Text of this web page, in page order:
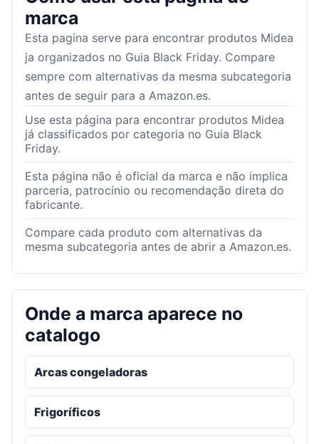
marca
Esta pagina serve para encontrar produtos Midea
ja organizados no Guia Black Friday. Compare
sempre com alternativas da mesma subcategoria
antes de seguir para a Amazon.es.
Use esta página para encontrar produtos Midea
já classificados por categoria no Guia Black
Friday.
Esta página não é oficial da marca e não implica
parceria, patrocínio ou recomendação direta do
fabricante.
Compare cada produto com alternativas da
mesma subcategoria antes de abrir a Amazon.es.
Onde a marca aparece no
catalogo
Arcas congeladoras
Frigoríficos